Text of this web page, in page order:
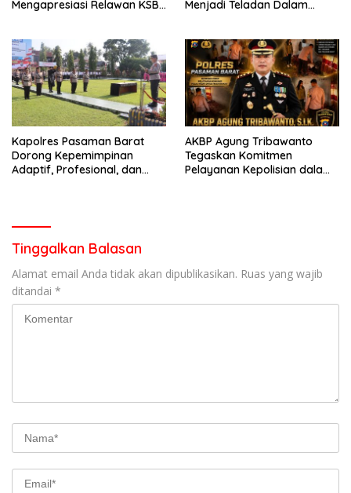
Mengapresiasi Relawan KSB
Bencana
Menjadi Teladan Dalam
Perlengkapan Keselamatan
Berkendara
Kapolres Pasaman Barat
Dorong Kepemimpinan
Adaptif, Profesional, dan
AKBP Agung Tribawanto
Tegaskan Komitmen
Pelayanan Kepolisian dalam
Tinggalkan Balasan
Alamat email Anda tidak akan dipublikasikan. Ruas yang wajib
ditandai *